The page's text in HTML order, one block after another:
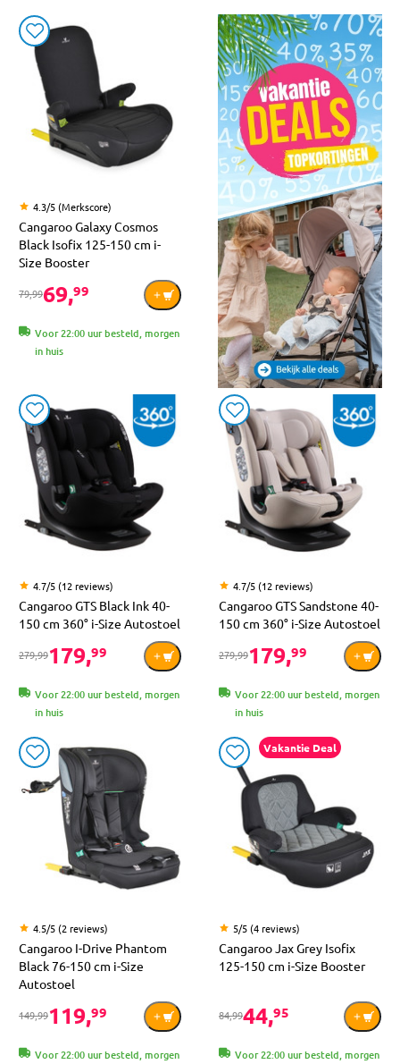
4.3/5 (Merkscore)
Cangaroo Galaxy Cosmos
Black Isofix 125-150 cm i-
Size Booster
79,9969,99
Voor 22:00 uur besteld, morgen
in huis
4.7/5 (12 reviews)
Cangaroo GTS Black Ink 40-
150 cm 360° i-Size Autostoel
279,99179,99
Voor 22:00 uur besteld, morgen
in huis
4.7/5 (12 reviews)
Cangaroo GTS Sandstone 40-
150 cm 360° i-Size Autostoel
279,99179,99
Voor 22:00 uur besteld, morgen
in huis
4.5/5 (2 reviews)
Cangaroo I-Drive Phantom
Black 76-150 cm i-Size
Autostoel
149,99119,99
Voor 22:00 uur besteld, morgen
Vakantie Deal
5/5 (4 reviews)
Cangaroo Jax Grey Isofix
125-150 cm i-Size Booster
84,9944,95
Voor 22:00 uur besteld, morgen